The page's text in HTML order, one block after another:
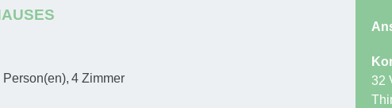
4 Zimmer
32